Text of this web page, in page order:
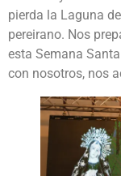
pierda la Laguna
pereirano. Nos
esta Semana
con nosotros, nos